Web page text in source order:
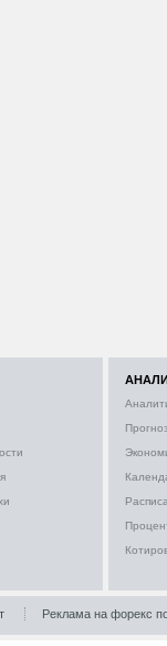
Реклама на форекс